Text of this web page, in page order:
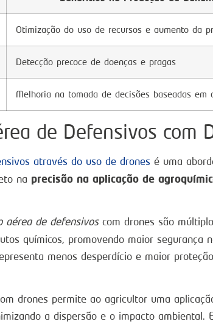
Otimização do uso de recursos e aumento da
Detecção precoce de doenças e pragas
Melhoria na tomada de decisões baseadas em
de Defensivos com
através do uso de drones é uma
na precisão na aplicação de
aérea de defensivoscom drones são
químicos, promovendo maior segurança
menos desperdício e maior
drones permite ao agricultor uma
a dispersão e o impacto